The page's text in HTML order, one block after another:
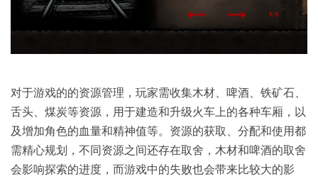
对于游戏的的资源管理，玩家需收集木材、啤酒、铁矿石、
舌头、煤炭等资源，用于建造和升级火车上的各种车厢，以
及增加角色的血量和精神值等。资源的获取、分配和使用都
需精心规划，不同资源之间还存在取舍，木材和啤酒的取舍
会影响探索的进度，而游戏中的失败也会带来比较大的影